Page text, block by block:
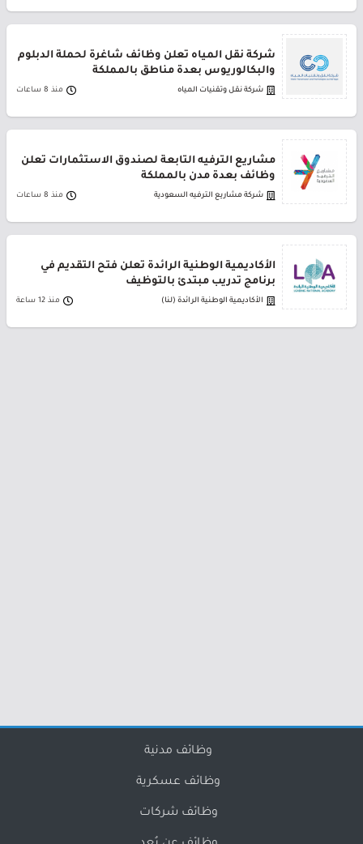
شركة نقل المياه تعلن وظائف شاغرة لحملة الدبلوم
والبكالوريوس بعدة مناطق بالمملكة
شركة نقل وتقنيات المياه منذ 8 ساعات
مشاريع الترفيه التابعة لصندوق الاستثمارات تعلن
وظائف بعدة مدن بالمملكة
شركة مشاريع الترفيه السعودية منذ 8 ساعات
الأكاديمية الوطنية الرائدة تعلن فتح التقديم في
برنامج تدريب مبتدئ بالتوظيف
الأكاديمية الوطنية الرائدة (لنا) منذ 12 ساعة
وظائف مدنية
وظائف عسكرية
وظائف شركات